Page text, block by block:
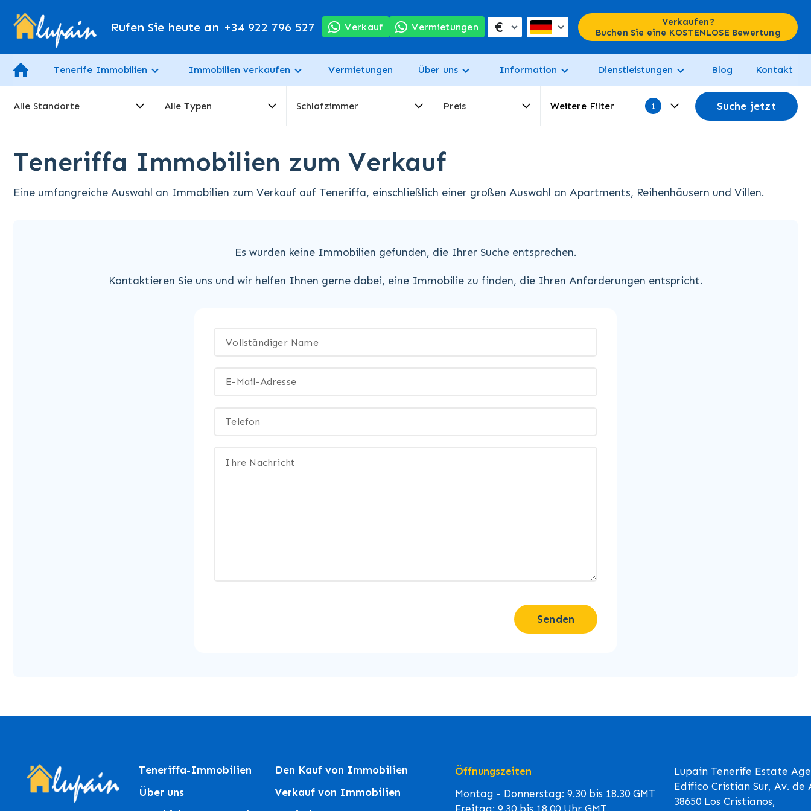
Rufen Sie heute an +34 922 796 527 Verkauf Vermietungen €
Verkaufen?
Buchen Sie eine KOSTENLOSE Bewertung
Tenerife Immobilien Immobilien verkaufen Vermietungen Über uns Information Dienstleistungen Blog Kontakt
Alle Standorte Alle Typen Schlafzimmer Preis Weitere Filter Suche jetzt
Teneriffa Immobilien zum Verkauf
Eine umfangreiche Auswahl an Immobilien zum Verkauf auf Teneriffa, einschließlich einer großen Auswahl an Apartments, Reihenhäusern und Villen.
Es wurden keine Immobilien gefunden, die Ihrer Suche entsprechen.
Kontaktieren Sie uns und wir helfen Ihnen gerne dabei, eine Immobilie zu finden, die Ihren Anforderungen entspricht.
Senden
Teneriffa-Immobilien
Über uns
Den Kauf von Immobilien
Verkauf von Immobilien
Öffnungszeiten
Montag - Donnerstag: 9.30 bis 18.30 GMT
Freitag: 9.30 bis 18.00 Uhr GMT
Lupain Tenerife Estate
Edifico Cristian Sur, Av. de
38650 Los Cristianos,